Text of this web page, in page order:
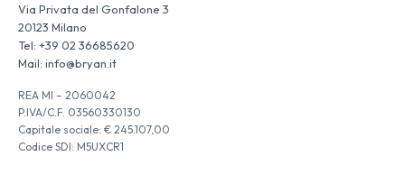
Via Privata del Gonfalone 3
20123 Milano
Tel: +39 02 36685620
Mail: info@bryan.it
REA MI – 2060042
P.IVA/C.F. 03560330130
Capitale sociale: € 245.107,00
Codice SDI: M5UXCR1